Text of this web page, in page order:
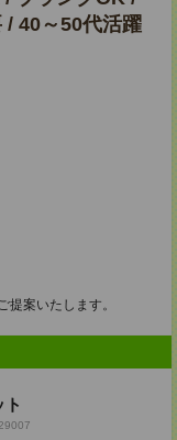
/ 40～50代活躍
案いたします。